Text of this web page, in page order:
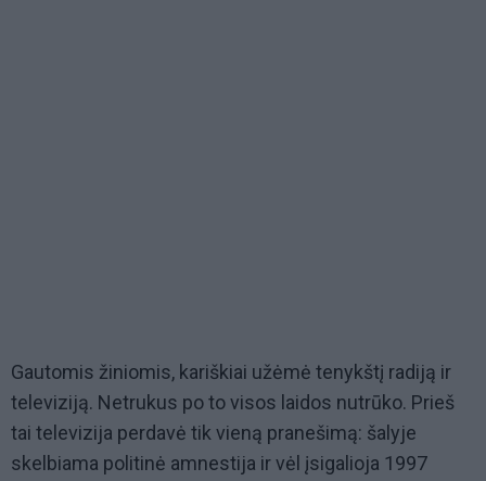
Gautomis žiniomis, kariškiai užėmė tenykštį radiją ir
televiziją. Netrukus po to visos laidos nutrūko. Prieš
tai televizija perdavė tik vieną pranešimą: šalyje
skelbiama politinė amnestija ir vėl įsigalioja 1997